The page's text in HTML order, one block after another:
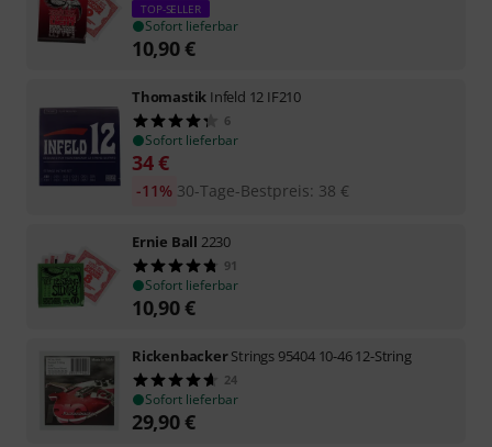
TOP-SELLER
Sofort lieferbar
10,90€
Thomastik Infeld 12 IF210
6
Sofort lieferbar
34€
30-Tage-Bestpreis: 38 €
-11%
Ernie Ball 2230
91
Sofort lieferbar
10,90€
RickenbackerStrings 95404 10-46 12-String
24
Sofort lieferbar
29,90€